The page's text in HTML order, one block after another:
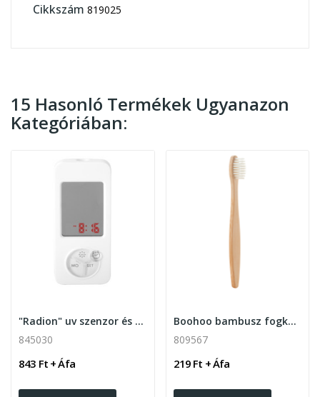
Cikkszám 819025
15 Hasonló Termékek Ugyanazon
Kategóriában:
"Radion" uv szenzor és tükör
845030
843 Ft + Áfa
Boohoo bambusz fogkefe
809567
219 Ft + Áfa